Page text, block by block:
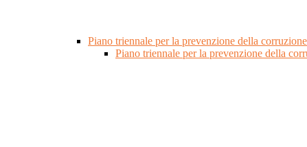
Piano triennale per la prevenzione della
Piano triennale per la prevenzione della